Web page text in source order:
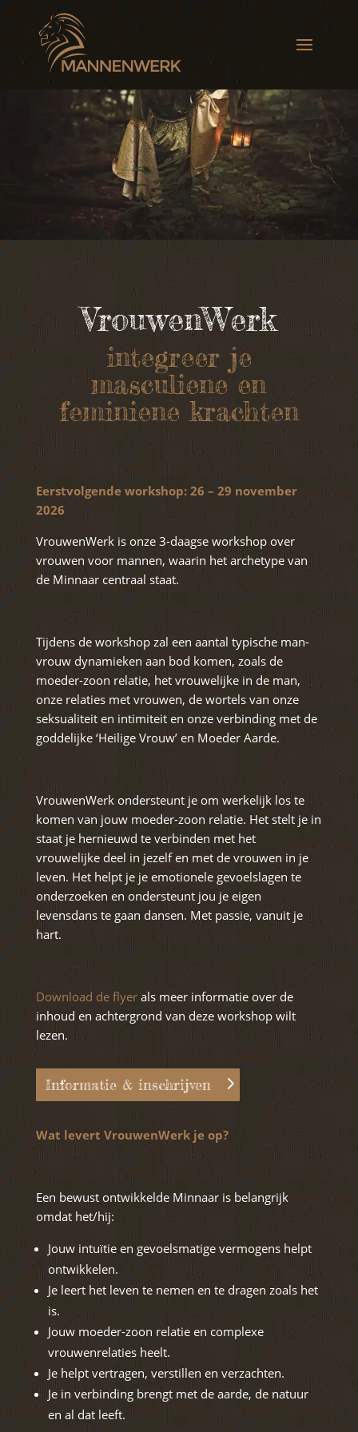
VrouwenWerk
integreer je
masculiene en
feminiene krachten
Eerstvolgende workshop: 26 – 29 november
2026
VrouwenWerk is onze 3-daagse workshop over
vrouwen voor mannen, waarin het archetype van
de Minnaar centraal staat.
Tijdens de workshop zal een aantal typische man-
vrouw dynamieken aan bod komen, zoals de
moeder-zoon relatie, het vrouwelijke in de man,
onze relaties met vrouwen, de wortels van onze
seksualiteit en intimiteit en onze verbinding met de
goddelijke ‘Heilige Vrouw’ en Moeder Aarde.
VrouwenWerk ondersteunt je om werkelijk los te
komen van jouw moeder-zoon relatie. Het stelt je in
staat je hernieuwd te verbinden met het
vrouwelijke deel in jezelf en met de vrouwen in je
leven. Het helpt je je emotionele gevoelslagen te
onderzoeken en ondersteunt jou je eigen
levensdans te gaan dansen. Met passie, vanuit je
hart.
Download de flyerals meer informatie over de
inhoud en achtergrond van deze workshop wilt
lezen.
Informatie & inschrijven
Wat levert VrouwenWerk je op?
Een bewust ontwikkelde Minnaar is belangrijk
omdat het/hij:
Jouw intuïtie en gevoelsmatige vermogens helpt
ontwikkelen.
Je leert het leven te nemen en te dragen zoals het
is.
Jouw moeder-zoon relatie en complexe
vrouwenrelaties heelt.
Je helpt vertragen, verstillen en verzachten.
Je in verbinding brengt met de aarde, de natuur
en al dat leeft.